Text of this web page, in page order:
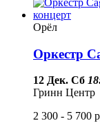
Орёл
Оркестр
12 Дек. Сб
Гринн Центр
2 300 - 5 700